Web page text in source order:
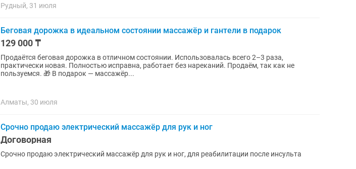
Рудный, 31 июля
Беговая дорожка в идеальном состоянии массажёр и гантели в подарок
129 000 ₸
Продаётся беговая дорожка в отличном состоянии. Использовалась всего 2–3 раза,
практически новая. Полностью исправна, работает без нареканий. Продаём, так как не
пользуемся. 🎁 В подарок — массажёр...
Алматы, 30 июля
Срочно продаю электрический массажёр для рук и ног
Договорная
Срочно продаю электрический массажёр для рук и ног, для реабилитации после инсульта